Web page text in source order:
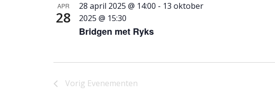
APR
28
Bridgen met Ryks
28 april 2025 @ 14:00 - 13 oktober
2025 @ 15:30
Vorig Evenementen